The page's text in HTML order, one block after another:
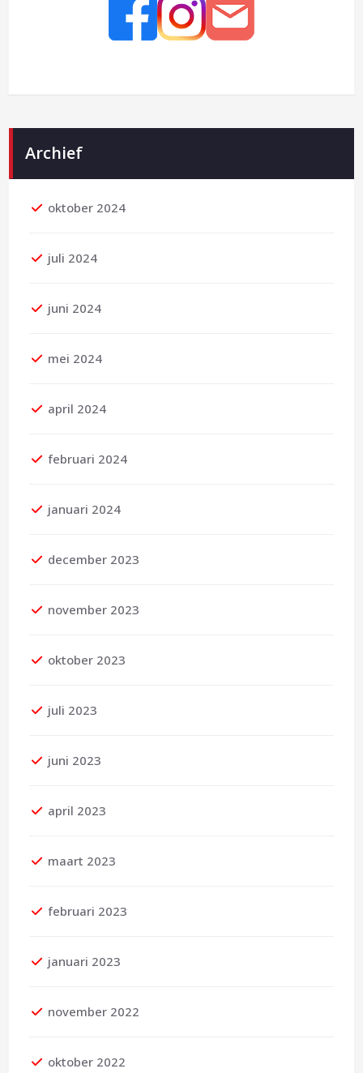
Archief
oktober 2024
juli 2024
juni 2024
mei 2024
april 2024
februari 2024
januari 2024
december 2023
november 2023
oktober 2023
juli 2023
juni 2023
april 2023
maart 2023
februari 2023
januari 2023
november 2022
oktober 2022